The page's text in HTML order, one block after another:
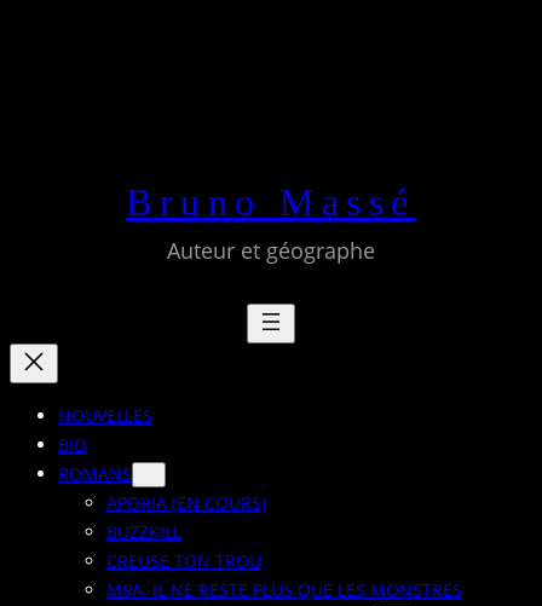
Bruno Massé
Auteur et géographe
NOUVELLES
BIO
ROMANS
APORIA (EN COURS)
BUZZKILL
CREUSE TON TROU
M9A. IL NE RESTE PLUS QUE LES MONSTRES